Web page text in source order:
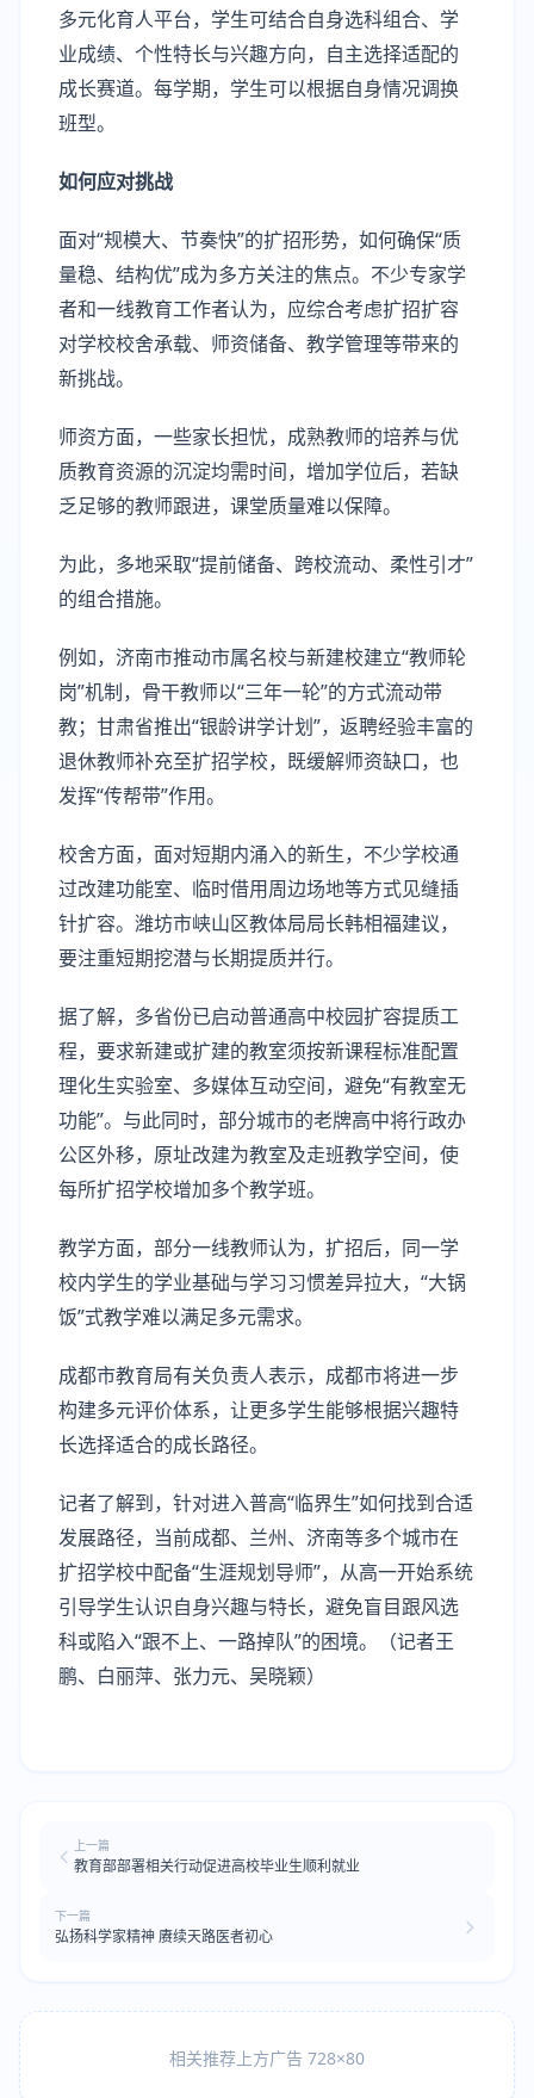
多元化育人平台，学生可结合自身选科组合、学
业成绩、个性特长与兴趣方向，自主选择适配的
成长赛道。每学期，学生可以根据自身情况调换
班型。
如何应对挑战
面对“规模大、节奏快”的扩招形势，如何确保“质
量稳、结构优”成为多方关注的焦点。不少专家学
者和一线教育工作者认为，应综合考虑扩招扩容
对学校校舍承载、师资储备、教学管理等带来的
新挑战。
师资方面，一些家长担忧，成熟教师的培养与优
质教育资源的沉淀均需时间，增加学位后，若缺
乏足够的教师跟进，课堂质量难以保障。
为此，多地采取“提前储备、跨校流动、柔性引才”
的组合措施。
例如，济南市推动市属名校与新建校建立“教师轮
岗”机制，骨干教师以“三年一轮”的方式流动带
教；甘肃省推出“银龄讲学计划”，返聘经验丰富的
退休教师补充至扩招学校，既缓解师资缺口，也
发挥“传帮带”作用。
校舍方面，面对短期内涌入的新生，不少学校通
过改建功能室、临时借用周边场地等方式见缝插
针扩容。潍坊市峡山区教体局局长韩相福建议，
要注重短期挖潜与长期提质并行。
据了解，多省份已启动普通高中校园扩容提质工
程，要求新建或扩建的教室须按新课程标准配置
理化生实验室、多媒体互动空间，避免“有教室无
功能”。与此同时，部分城市的老牌高中将行政办
公区外移，原址改建为教室及走班教学空间，使
每所扩招学校增加多个教学班。
教学方面，部分一线教师认为，扩招后，同一学
校内学生的学业基础与学习习惯差异拉大，“大锅
饭”式教学难以满足多元需求。
成都市教育局有关负责人表示，成都市将进一步
构建多元评价体系，让更多学生能够根据兴趣特
长选择适合的成长路径。
记者了解到，针对进入普高“临界生”如何找到合适
发展路径，当前成都、兰州、济南等多个城市在
扩招学校中配备“生涯规划导师”，从高一开始系统
引导学生认识自身兴趣与特长，避免盲目跟风选
科或陷入“跟不上、一路掉队”的困境。（记者王
鹏、白丽萍、张力元、吴晓颖）
上一篇
教育部部署相关行动促进高校毕业生顺利就业
下一篇
弘扬科学家精神 赓续天路医者初心
相关推荐上方广告 728×80